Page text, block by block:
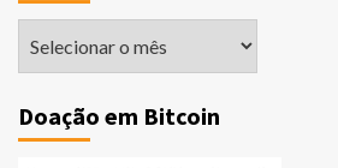
Doação em Bitcoin